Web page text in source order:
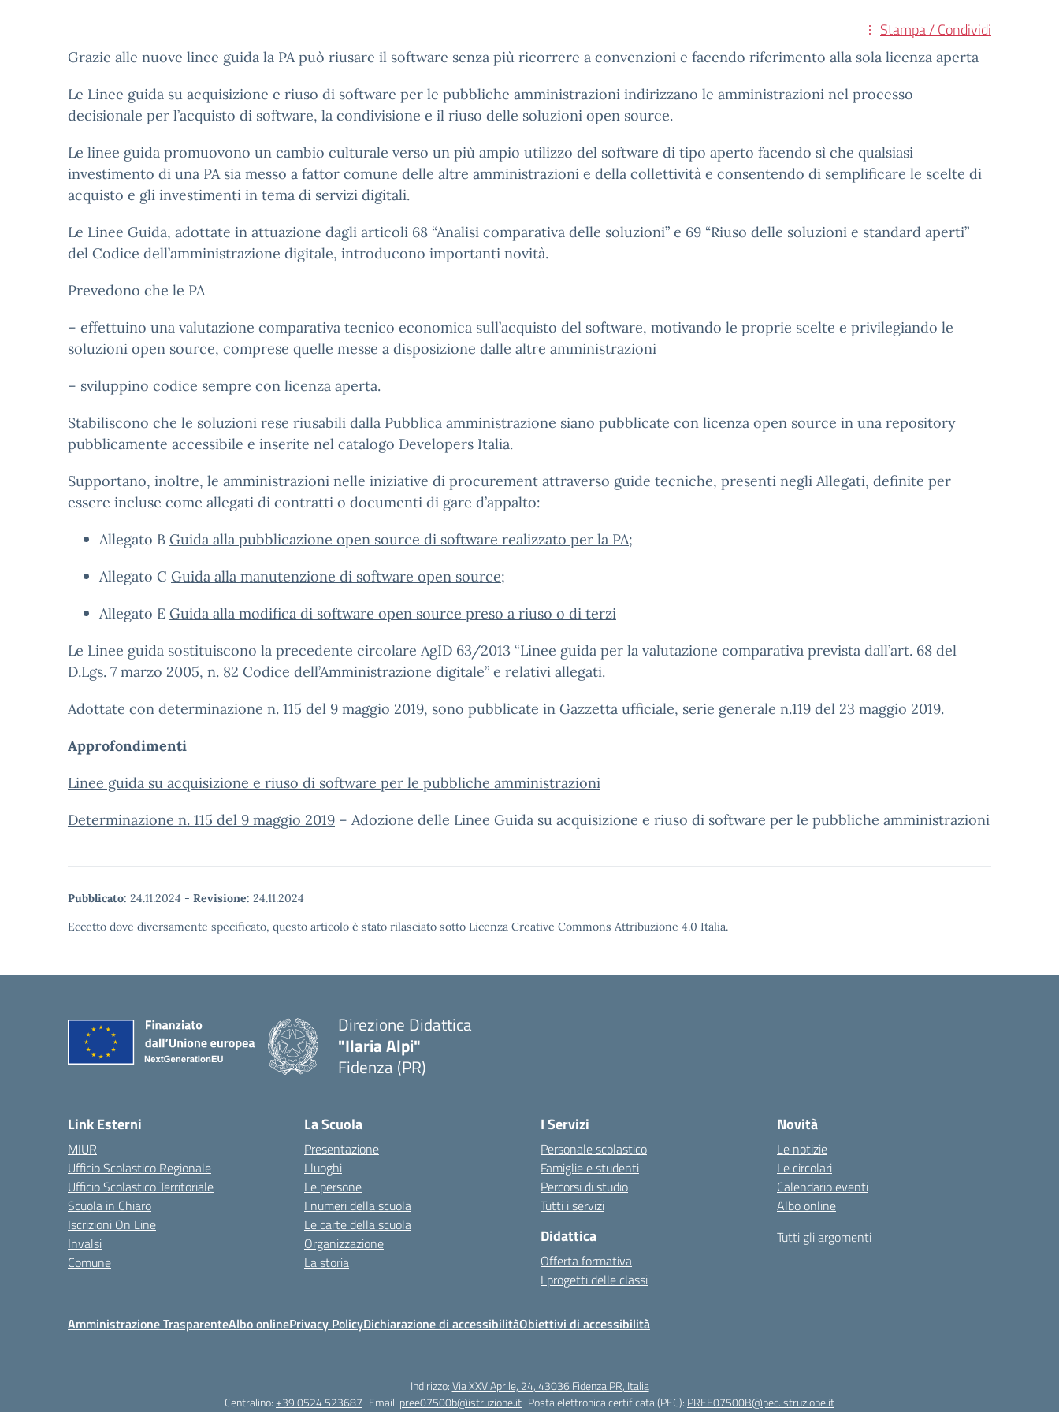
Stampa / Condividi
Grazie alle nuove linee guida la PA può riusare il software senza più ricorrere a convenzioni e facendo riferimento alla sola licenza aperta
Le Linee guida su acquisizione e riuso di software per le pubbliche amministrazioni indirizzano le amministrazioni nel processo
decisionale per l’acquisto di software, la condivisione e il riuso delle soluzioni open source.
Le linee guida promuovono un cambio culturale verso un più ampio utilizzo del software di tipo aperto facendo sì che qualsiasi
investimento di una PA sia messo a fattor comune delle altre amministrazioni e della collettività e consentendo di semplificare le scelte di
acquisto e gli investimenti in tema di servizi digitali.
Le Linee Guida, adottate in attuazione dagli articoli 68 “Analisi comparativa delle soluzioni” e 69 “Riuso delle soluzioni e standard aperti”
del Codice dell’amministrazione digitale, introducono importanti novità.
Prevedono che le PA
– effettuino una valutazione comparativa tecnico economica sull’acquisto del software, motivando le proprie scelte e privilegiando le
soluzioni open source, comprese quelle messe a disposizione dalle altre amministrazioni
– sviluppino codice sempre con licenza aperta.
Stabiliscono che le soluzioni rese riusabili dalla Pubblica amministrazione siano pubblicate con licenza open source in una repository
pubblicamente accessibile e inserite nel catalogo Developers Italia.
Supportano, inoltre, le amministrazioni nelle iniziative di procurement attraverso guide tecniche, presenti negli Allegati, definite per
essere incluse come allegati di contratti o documenti di gare d’appalto:
Allegato B Guida alla pubblicazione open source di software realizzato per la PA;
Allegato C Guida alla manutenzione di software open source;
Allegato E Guida alla modifica di software open source preso a riuso o di terzi
Le Linee guida sostituiscono la precedente circolare AgID 63/2013 “Linee guida per la valutazione comparativa prevista dall’art. 68 del
D.Lgs. 7 marzo 2005, n. 82 Codice dell’Amministrazione digitale” e relativi allegati.
Adottate con determinazione n. 115 del 9 maggio 2019, sono pubblicate in Gazzetta ufficiale, serie generale n.119 del 23 maggio 2019.
Approfondimenti
Linee guida su acquisizione e riuso di software per le pubbliche amministrazioni
Determinazione n. 115 del 9 maggio 2019 – Adozione delle Linee Guida su acquisizione e riuso di software per le pubbliche amministrazioni
Pubblicato: 24.11.2024 - Revisione: 24.11.2024
Eccetto dove diversamente specificato, questo articolo è stato rilasciato sotto Licenza Creative Commons Attribuzione 4.0 Italia.
Direzione Didattica
"Ilaria Alpi"
Fidenza (PR)
Link Esterni
MIUR
Ufficio Scolastico Regionale
Ufficio Scolastico Territoriale
Scuola in Chiaro
Iscrizioni On Line
Invalsi
Comune
La Scuola
Presentazione
I luoghi
Le persone
I numeri della scuola
Le carte della scuola
Organizzazione
La storia
I Servizi
Personale scolastico
Famiglie e studenti
Percorsi di studio
Tutti i servizi
Didattica
Offerta formativa
I progetti delle classi
Novità
Le notizie
Le circolari
Calendario eventi
Albo online
Tutti gli argomenti
Amministrazione TrasparenteAlbo onlinePrivacy PolicyDichiarazione di accessibilitàObiettivi di accessibilità
Indirizzo:Via XXV Aprile, 24, 43036 Fidenza PR, Italia
Centralino:+39 0524 523687 Email: pree07500b@istruzione.it Posta elettronica certificata (PEC): PREE07500B@pec.istruzione.it